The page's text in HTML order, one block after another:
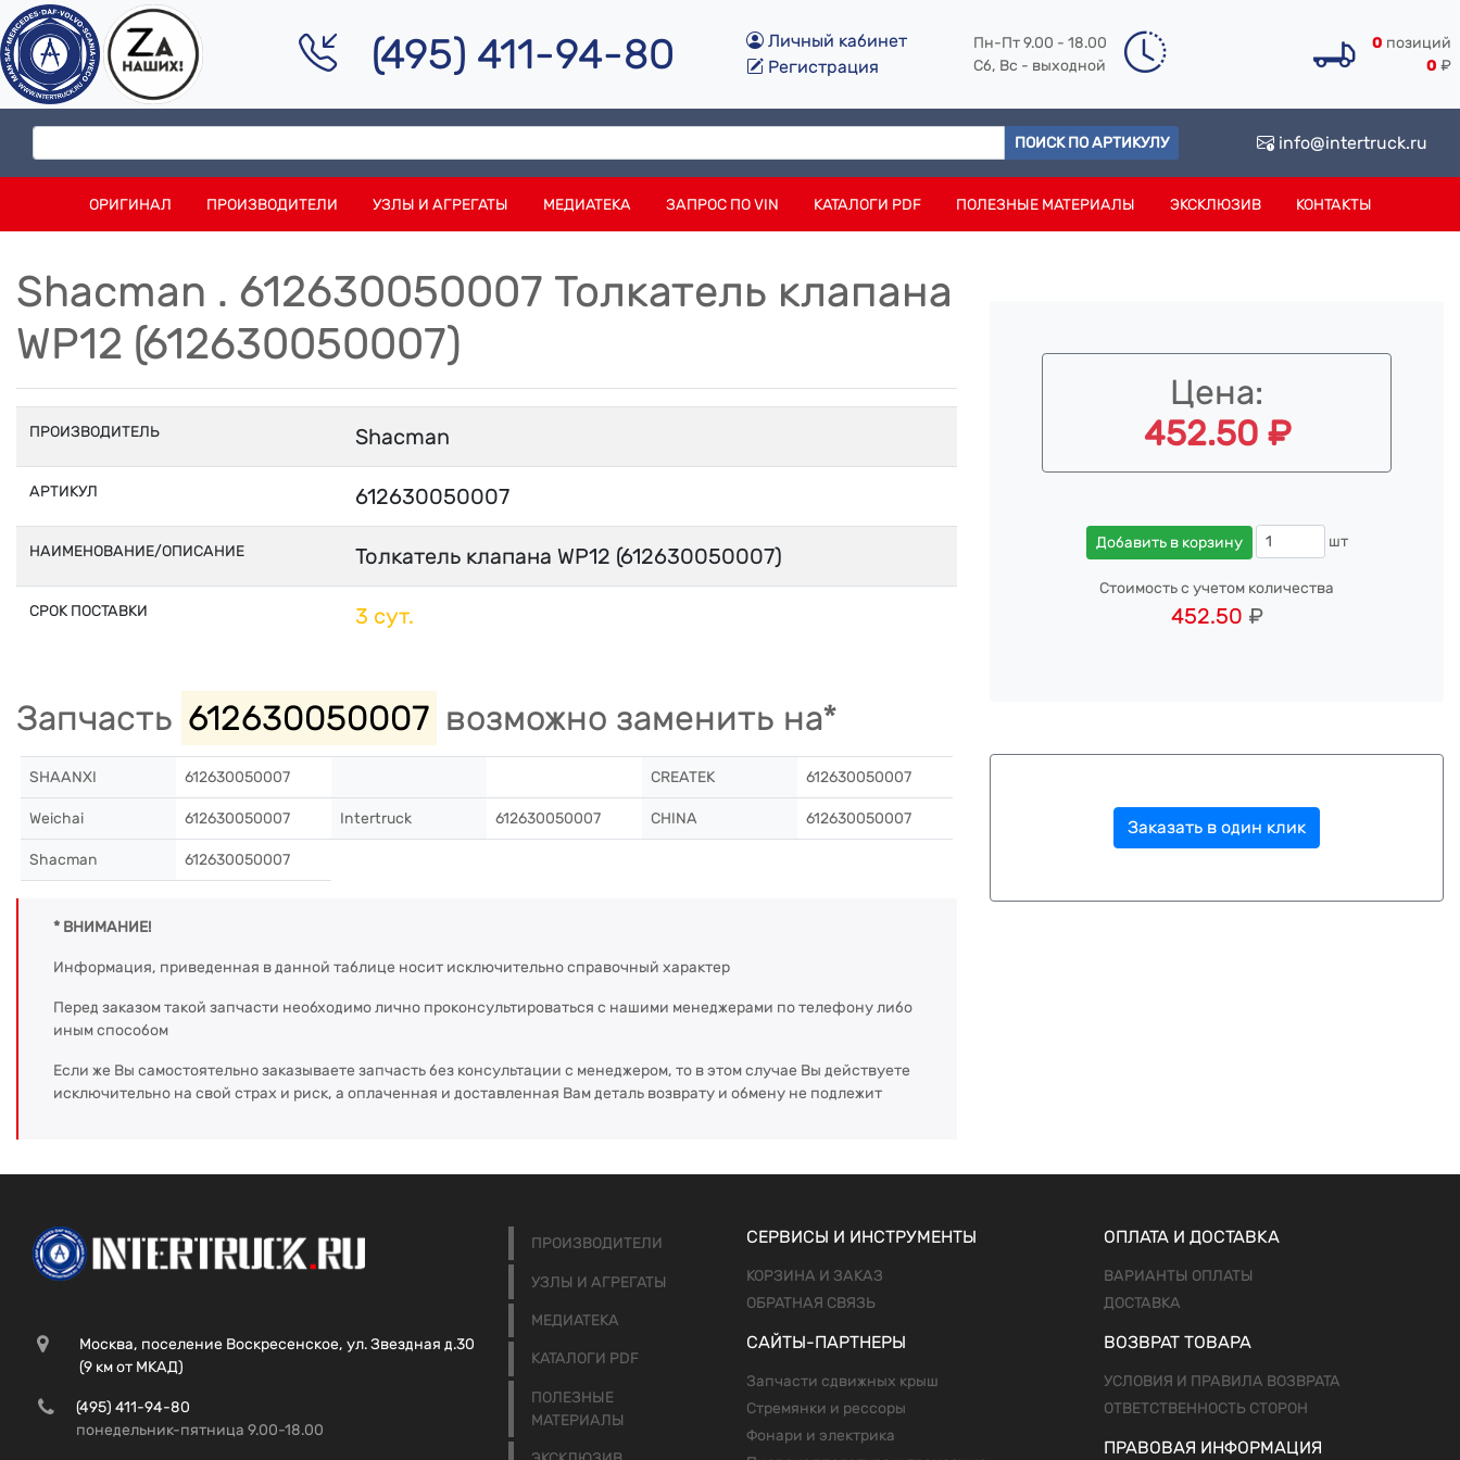
(495) 411-94-80
Личный кабинет
Регистрация
Пн-Пт 9.00 - 18.00
Сб, Вс - выходной
0 позиций
0 ₽
ПОИСК ПО АРТИКУЛУ info@intertruck.ru
ОРИГИНАЛ ПРОИЗВОДИТЕЛИ УЗЛЫ И АГРЕГАТЫ МЕДИАТЕКА ЗАПРОС ПО VIN КАТАЛОГИ PDF ПОЛЕЗНЫЕ МАТЕРИАЛЫ ЭКСКЛЮЗИВ КОНТАКТЫ
Shacman . 612630050007 Толкатель клапана
WP12 (612630050007)
ПРОИЗВОДИТЕЛЬ Shacman
АРТИКУЛ 612630050007
НАИМЕНОВАНИЕ/ОПИСАНИЕ Толкатель клапана WP12 (612630050007)
СРОК ПОСТАВКИ 3 сут.
Запчасть 612630050007 возможно заменить на*
SHAANXI 612630050007 CREATEK 612630050007
Weichai 612630050007 Intertruck 612630050007 CHINA 612630050007
Shacman 612630050007
* ВНИМАНИЕ!
Информация, приведенная в данной таблице носит исключительно справочный характер
Перед заказом такой запчасти необходимо лично проконсультироваться с нашими менеджерами по телефону либо
иным способом
Если же Вы самостоятельно заказываете запчасть без консультации с менеджером, то в этом случае Вы действуете
исключительно на свой страх и риск, а оплаченная и доставленная Вам деталь возврату и обмену не подлежит
Цена:
452.50 ₽
Добавить в корзину шт
Стоимость с учетом количества
452.50 ₽
Заказать в один клик
Москва, поселение Воскресенское, ул. Звездная д.30
(9 км от МКАД)
(495) 411-94-80
понедельник-пятница 9.00-18.00
ПРОИЗВОДИТЕЛИ
УЗЛЫ И АГРЕГАТЫ
МЕДИАТЕКА
КАТАЛОГИ PDF
ПОЛЕЗНЫЕ
МАТЕРИАЛЫ
СЕРВИСЫ И ИНСТРУМЕНТЫ
КОРЗИНА И ЗАКАЗ
ОБРАТНАЯ СВЯЗЬ
САЙТЫ-ПАРТНЕРЫ
Запчасти сдвижных крыш
Стремянки и рессоры
Фонари и электрика
ОПЛАТА И ДОСТАВКА
ВАРИАНТЫ ОПЛАТЫ
ДОСТАВКА
ВОЗВРАТ ТОВАРА
УСЛОВИЯ И ПРАВИЛА ВОЗВРАТА
ОТВЕТСТВЕННОСТЬ СТОРОН
ПРАВОВАЯ ИНФОРМАЦИЯ